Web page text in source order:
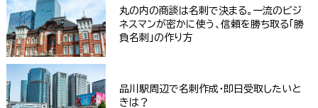
丸の内の商談は名刺で決まる。一流のビジ
ネスマンが密かに使う、信頼を勝ち取る「勝
負名刺」の作り方
品川駅周辺で名刺作成・即日受取したいと
きは？